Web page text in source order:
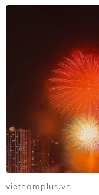
Cờ rủ treo trên
vietnamplus.vn